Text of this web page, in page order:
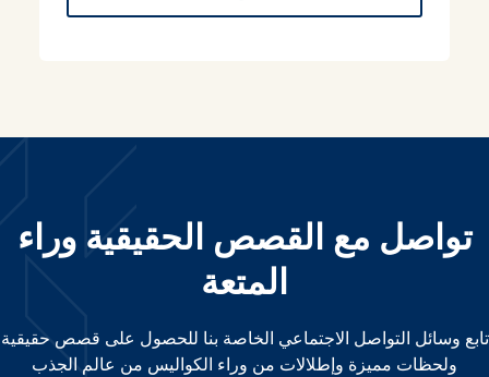
تواصل مع القصص الحقيقية وراء
المتعة
تابع وسائل التواصل الاجتماعي الخاصة بنا للحصول على قصص حقيقية
ولحظات مميزة وإطلالات من وراء الكواليس من عالم الجذب